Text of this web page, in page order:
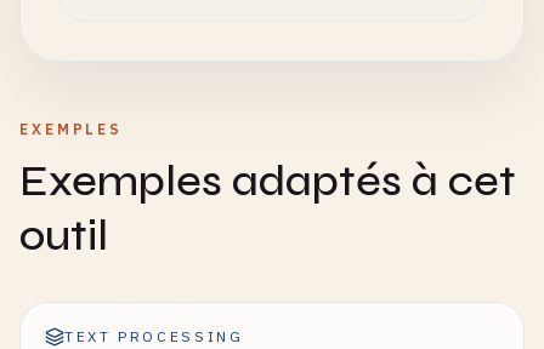
EXEMPLES
Exemples adaptés à cet
outil
TEXT PROCESSING